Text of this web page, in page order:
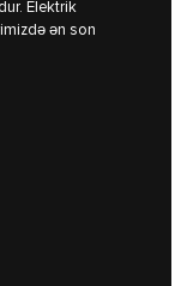
Elektrik
ən son